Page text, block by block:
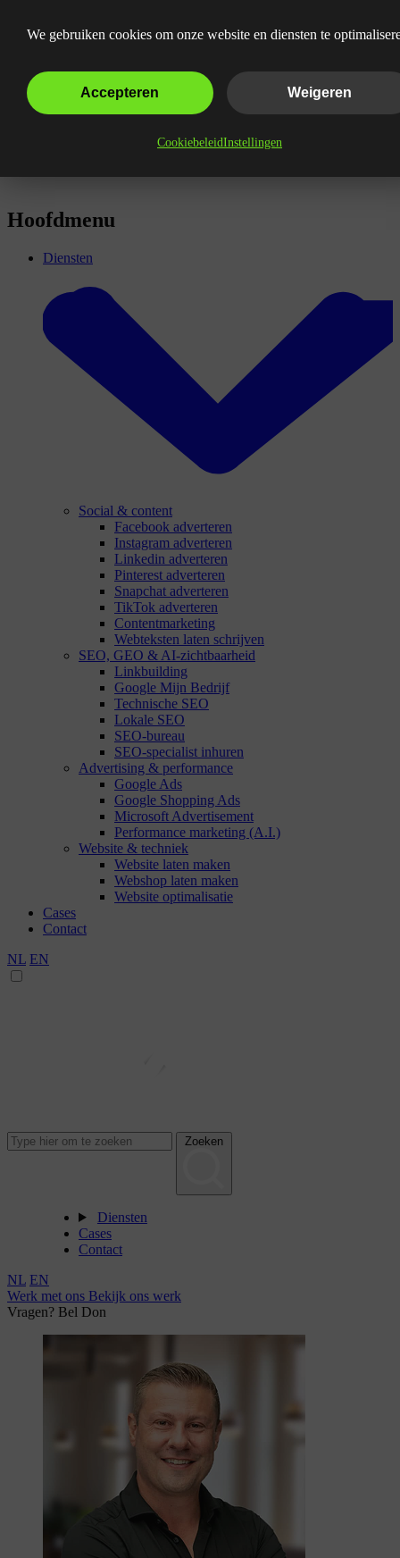
Online Marketing voor Meubelzaken
Hoofdmenu
Diensten
Social & content
Facebook adverteren
Instagram adverteren
Linkedin adverteren
Pinterest adverteren
Snapchat adverteren
TikTok adverteren
Contentmarketing
Webteksten laten schrijven
SEO, GEO & AI-zichtbaarheid
Linkbuilding
Google Mijn Bedrijf
Technische SEO
Lokale SEO
SEO-bureau
SEO-specialist inhuren
Advertising & performance
Google Ads
Google Shopping Ads
Microsoft Advertisement
Performance marketing (A.I.)
Website & techniek
Website laten maken
Webshop laten maken
Website optimalisatie
Cases
Contact
NL EN
Zoeken
Diensten
Cases
Contact
NL EN
Werk met ons Bekijk ons werk
Vragen? Bel Don
We gebruiken cookies om onze website en diensten te
Accepteren Weigeren
CookiebeleidInstellingen